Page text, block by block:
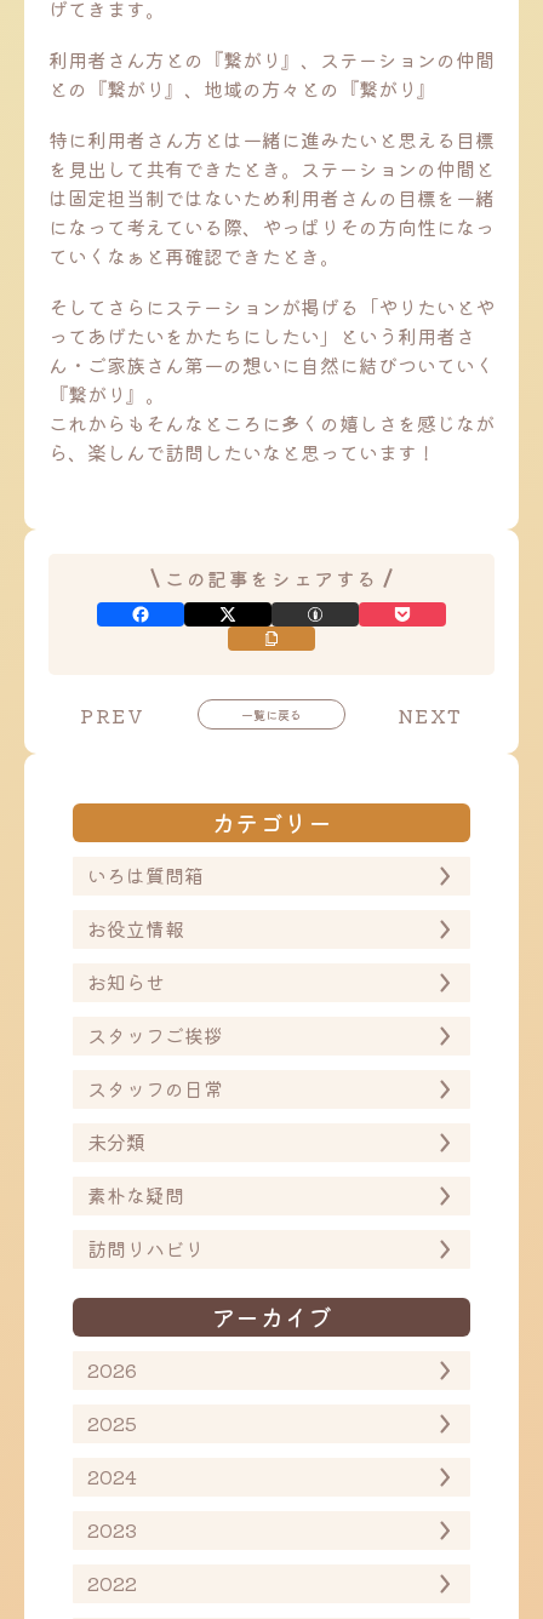
げてきます。
利用者さん方との『繋がり』、ステーションの仲間
との『繋がり』、地域の方々との『繋がり』
特に利用者さん方とは一緒に進みたいと思える目標
を見出して共有できたとき。ステーションの仲間と
は固定担当制ではないため利用者さんの目標を一緒
になって考えている際、やっぱりその方向性になっ
ていくなぁと再確認できたとき。
そしてさらにステーションが掲げる「やりたいとや
ってあげたいをかたちにしたい」という利用者さ
ん・ご家族さん第一の想いに自然に結びついていく
『繋がり』。
これからもそんなところに多くの嬉しさを感じなが
ら、楽しんで訪問したいなと思っています！
この記事をシェアする
PREV 一覧に戻る 投
ー
ョ
NEXT
カテゴリー
いろは質問箱
お役立情報
お知らせ
スタッフご挨拶
スタッフの日常
未分類
素朴な疑問
訪問リハビリ
アーカイブ
2026
2025
2024
2023
2022